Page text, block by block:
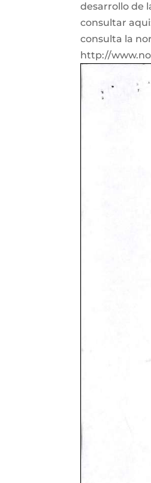
desarrollo de
consultar
consulta la
http://